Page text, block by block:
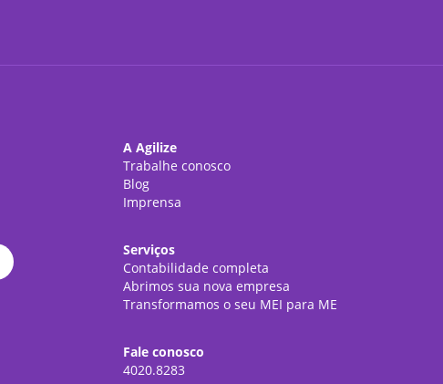
A Agilize
Trabalhe conosco
Blog
Imprensa
Serviços
Contabilidade completa
Abrimos sua nova empresa
Transformamos o seu MEI para ME
Fale conosco
4020.8283